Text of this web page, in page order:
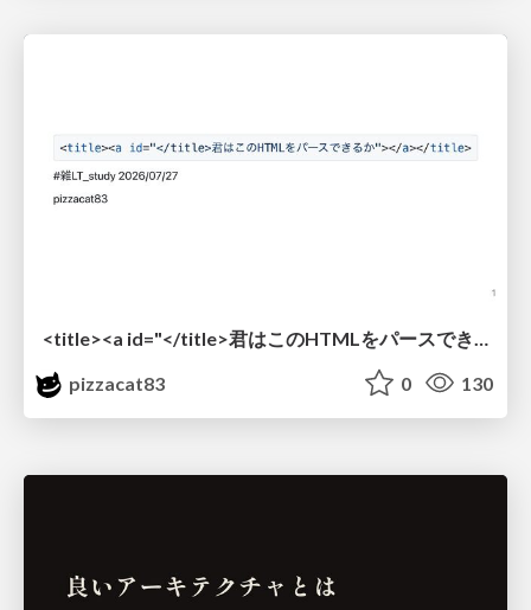
pizzacat83
0 130